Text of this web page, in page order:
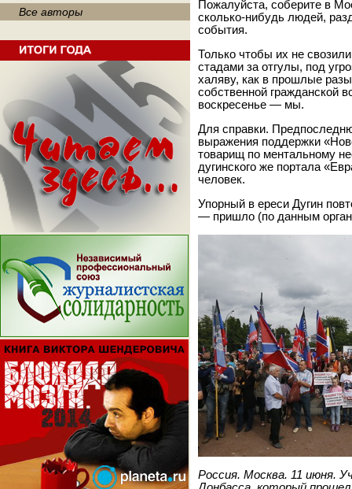
Все авторы
Пожалуйста, соберите в
сколько-нибудь людей,
события.
Только чтобы их не
стадами за отгулы, под
халяву, как в прошлые
собственной гражданской
воскресенье — мы.
Для справки.
выражения поддержки
товарищ по ментальному
дугинского же портала
человек.
Упорный в ереси Дугин
— пришло (по данным
Россия. Москва. 11 июня.